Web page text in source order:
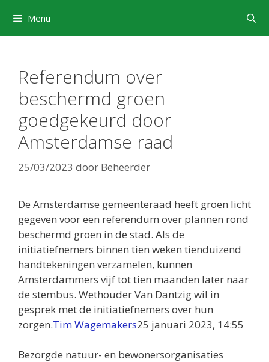
naar
de
Menu
Referendum over
beschermd groen
goedgekeurd door
Amsterdamse raad
25/03/2023 door Beheerder
De Amsterdamse gemeenteraad heeft groen licht
gegeven voor een referendum over plannen rond
beschermd groen in de stad. Als de
initiatiefnemers binnen tien weken tienduizend
handtekeningen verzamelen, kunnen
Amsterdammers vijf tot tien maanden later naar
de stembus. Wethouder Van Dantzig wil in
gesprek met de initiatiefnemers over hun
zorgen.Tim Wagemakers25 januari 2023, 14:55
Bezorgde natuur- en bewonersorganisaties